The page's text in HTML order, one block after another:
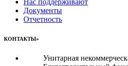
Нас поддерживают
Документы
Отчетность
КОНТАКТЫ»
Унитарная